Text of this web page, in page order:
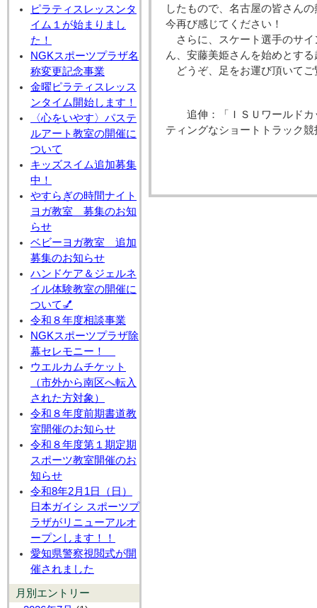
ピラティスレッスンタ
イム１が始まりまし
た！
NGKスポーツプラザ名
称変更記念事業
金曜ピラティスレッス
ンタイム開始します！
〈心をいやす〉パステ
ルアート教室の開催に
ついて
キッズスイム追加募集
中！
やすらぎの時間ナイト
ヨガ教室 募集のお知
らせ
ベビーヨガ教室 追加
募集のお知らせ
ハンドケア＆ジェルネ
イル体験教室の開催に
ついて💅
令和８年度相談事業
NGKスポーツプラザ除
幕セレモニー！
ウエルカムチケット
（市外から南区へ転入
された方対象）
令和８年度前期書道教
室開催のお知らせ
令和８年度第１期定期
スポーツ教室開催のお
知らせ
令和8年2月1日（日）
日本ガイシ スポーツプ
ラザがリニューアルオ
ープンします！！
愛知県警察視閲式が開
催されました
月別エントリー
したもので、名古屋の皆さん
今再び感じてください！
さらに、スケート選手のサイ
ん、安藤美姫さんを始めとす
どうぞ、足をお運び頂いてご
追伸：「ＩＳＵワールドカ
ティングなショートトラック